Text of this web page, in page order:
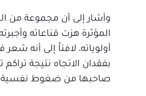
وأشار إلى أن مجموعة من
المؤثرة هزت قناعاته
أولوياته، لافتاً إلى أنه
بفقدان الاتجاه نتيجة
صاحبها من ضغوط